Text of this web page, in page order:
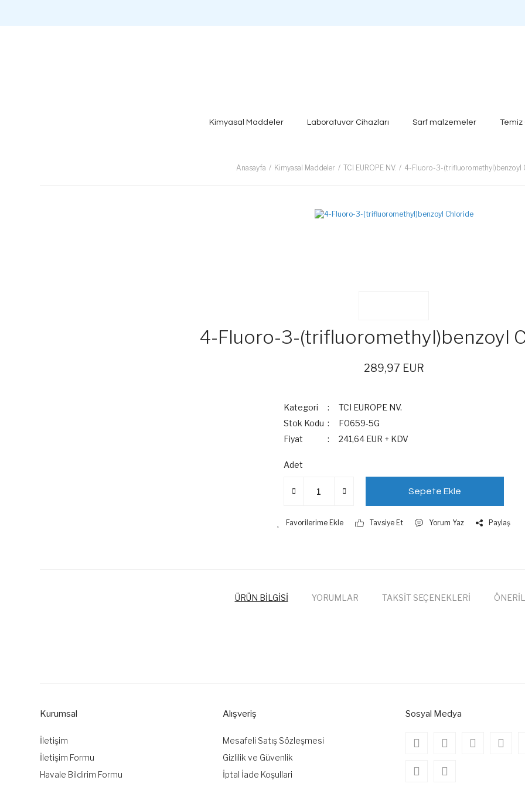
Kimyasal Maddeler Laboratuvar Cihazları Sarf malzemeler Temiz
Anasayfa Kimyasal Maddeler TCI EUROPE NV. 4-Fluoro-3-(trifluoromethyl)benzoyl
4-Fluoro-3-(trifluoromethyl)benzoyl
289,97 EUR
Kategori
TCI EUROPE NV.
Stok Kodu
F0659-5G
Fiyat
241,64 EUR + KDV
Adet
Sepete Ekle
Tavsiye Et Yorum Yaz Paylaş
ÜRÜN BİLGİSİ YORUMLAR TAKSİT SEÇENEKLERİ
Ürün bilgilerinde hatalar bulunuyor.
Bu ürüne benzer farklı alternatifler olmalı.
Kurumsal
İletişim
İletişim Formu
Havale Bildirim Formu
Alışveriş
Mesafeli Satış Sözleşmesi
Gizlilik ve Güvenlik
İptal İade Koşullari
Sosyal Medya